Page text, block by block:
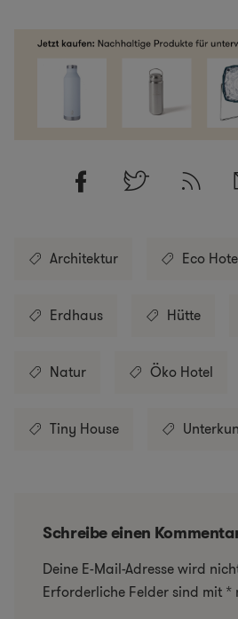
Architektur Eco
Erdhaus Hütte
Natur Öko Hotel
Tiny House
Schreibe einen
Deine E-Mail-Adresse wird
Erforderliche Felder sind mit *